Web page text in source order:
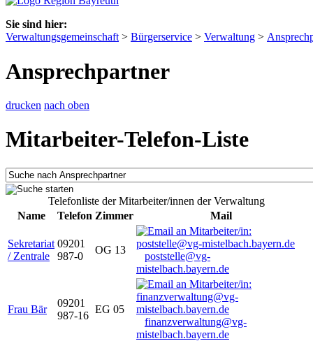
Sie sind hier:
Verwaltungsgemeinschaft > Bürgerservice > Verwaltung >
Ansprechpartner
drucken nach oben
Mitarbeiter-Telefon-Liste
Telefonliste der Mitarbeiter/innen der Verwaltung
Name
Telefon Zimmer Mail
Sekretariat
/ Zentrale
09201
987-0
OG 13
poststelle@vg-
mistelbach.bayern.de
Frau Bär
09201
987-16
EG 05
finanzverwaltung@vg-
mistelbach.bayern.de